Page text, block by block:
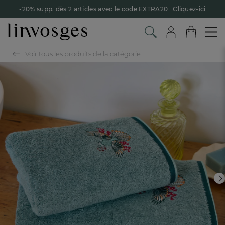
-20% supp. dès 2 articles avec le code EXTRA20 Cliquez-ici
Voir tous les produits de la catégorie